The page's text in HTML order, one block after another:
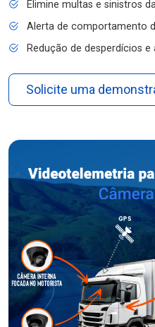
Elimine multas e sinistros
Alerta de comportamento
Redução de desperdícios
Solicite uma